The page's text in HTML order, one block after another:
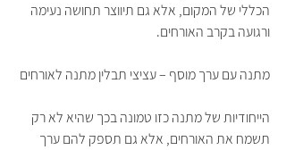
הכללי של המקום, אלא גם תיווצר תחושה נעימה
ורגועה בקרב האורחים.
מתנה עם ערך מוסף – עציצי תבלין מתנה לאורחים
הייחודיות של מתנה כזו טמונה בכך שהיא לא רק
תשמח את האורחים, אלא גם תספק להם ערך